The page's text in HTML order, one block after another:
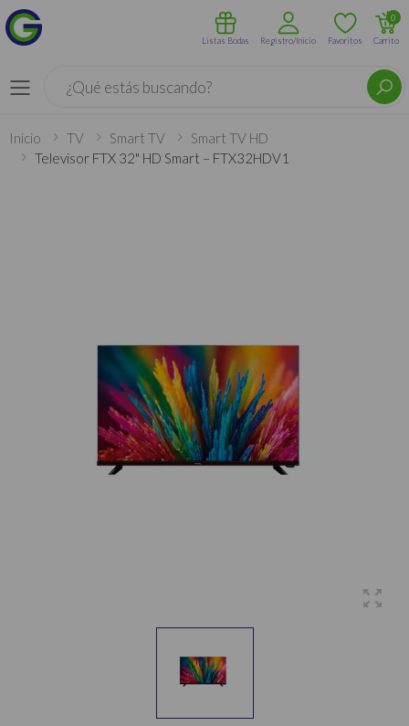
Menú
Listas Bodas Registro/Inicio Favoritos Carrito
0
Inicio TV Smart TV
Smart TV HD
Televisor FTX 32" HD Smart – FTX32HDV1